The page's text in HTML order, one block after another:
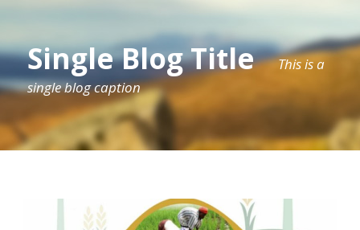
Single Blog Title
This is a
single blog caption